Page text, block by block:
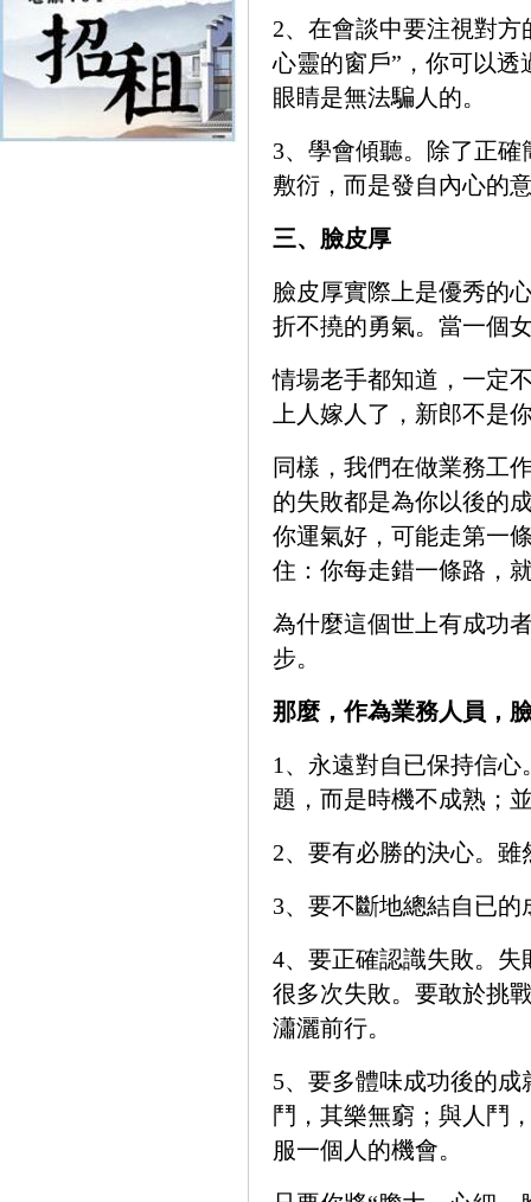
2、在會談中要注視對
心靈的窗戶”，你可以透
眼睛是無法騙人的。
3、學會傾聽。除了正
敷衍，而是發自內心的
三、臉皮厚
臉皮厚實際上是優秀的
折不撓的勇氣。當一個
情場老手都知道，一定
上人嫁人了，新郎不是
同樣，我們在做業務工
的失敗都是為你以後的
你運氣好，可能走第一
住：你每走錯一條路，
為什麼這個世上有成功
步。
那麼，作為業務人員，
1、永遠對自已保持信
題，而是時機不成熟；
2、要有必勝的決心。
3、要不斷地總結自已
4、要正確認識失敗。
很多次失敗。要敢於挑
瀟灑前行。
5、要多體味成功後的
鬥，其樂無窮；與人鬥
服一個人的機會。